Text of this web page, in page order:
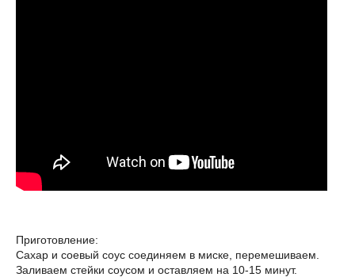
Приготовление:
Сахар и соевый соус соединяем в миске, перемешиваем.
Заливаем стейки соусом и оставляем на 10-15 минут.